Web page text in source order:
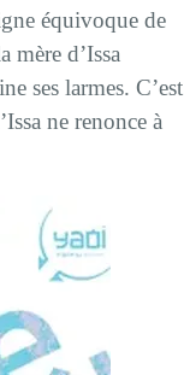
équivoque de
mère d’Issa
ses larmes. C’est
ne renonce à